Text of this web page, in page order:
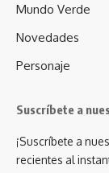
Mundo Verde
Novedades
Personaje
Suscríbete a
¡Suscríbete a
recientes al